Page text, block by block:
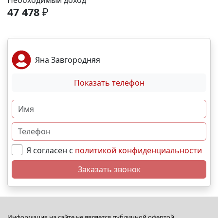
спортивные площадки. Благоустройство -
ландшафтный дизайн с зонами отдыха; -
комплексы для разных возрастов; - места для выгула
собак; - видеонаблюдение и КПП для безопасности.
Преимущества - сбалансированное сочетание цены
и качества; - развитая социальная инфраструктура в
шаговой доступности; - продуманное дворовое
пространство; - гибкая система рассрочек и
ипотечных программ. N5216
47 478 ₽
Яна Завгородняя
Показать телефон
Я согласен с политикой конфиденциальности
Заказать звонок